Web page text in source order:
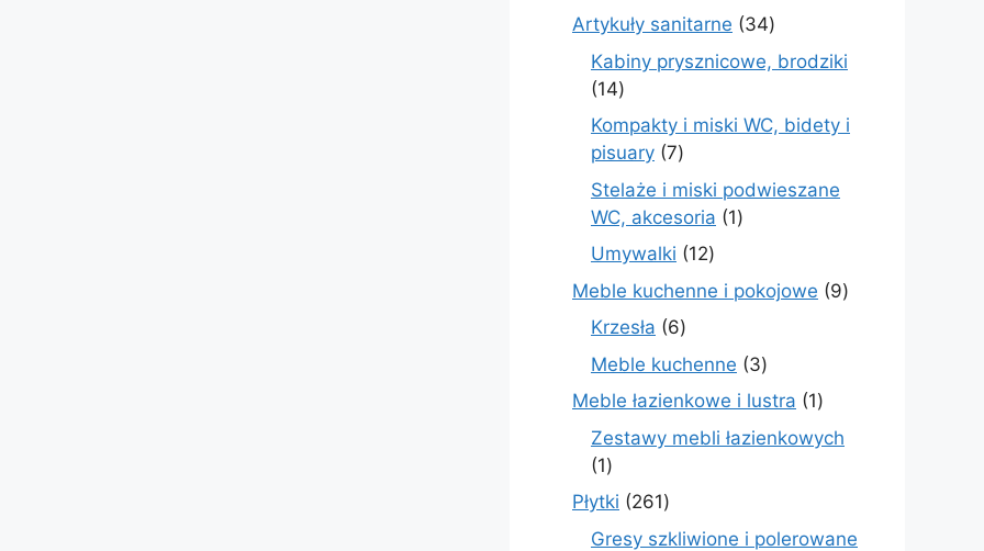
Artykuły sanitarne 3434
produkty
Kabiny prysznicowe, brodziki
1414
produktów
Kompakty i miski WC, bidety i
pisuary 77
produktów
Stelaże i miski podwieszane
WC, akcesoria
11
Umywalki 1212
produktów
Meble kuchenne i pokojowe 99
Krzesła 66
produktów
Meble kuchenne 33
produkty
Meble łazienkowe i lustra 11
produkt
Zestawy mebli łazienkowych
11
produkt
Płytki 261261
produktów
Gresy szkliwione i polerowane